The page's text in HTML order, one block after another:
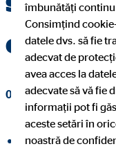
01. martie 2022|
Distribuiți pe
îmbunătăți
Consimțind
datele dvs. să fie
adecvat de
avea acces la
adecvate să vă fie
informații pot fi
aceste setări în
noastră de